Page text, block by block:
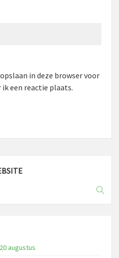
in deze browser voor
ik een reactie plaats.
augustus